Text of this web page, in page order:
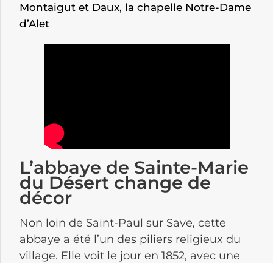
Montaigut et Daux, la chapelle Notre-Dame
d’Alet
L’abbaye de Sainte-Marie
du Désert change de
décor
Non loin de Saint-Paul sur Save, cette
abbaye a été l’un des piliers religieux du
village. Elle voit le jour en 1852, avec une